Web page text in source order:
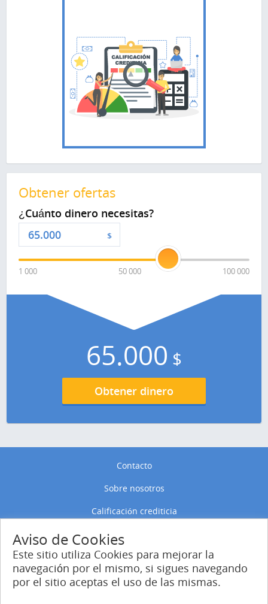
Obtener ofertas
¿Cuánto dinero necesitas?
$
1 000 50 000 100 000
65.000 $
Obtener dinero
Contacto
Sobre nosotros
Calificación crediticia
Política de privacidad
Política de Cookies
Entrar
Aviso de Cookies
Este sitio utiliza Cookies para mejorar la
navegación por el mismo, si sigues navegando
por el sitio aceptas el uso de las mismas.